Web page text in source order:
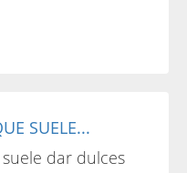
SUELE...
dar dulces